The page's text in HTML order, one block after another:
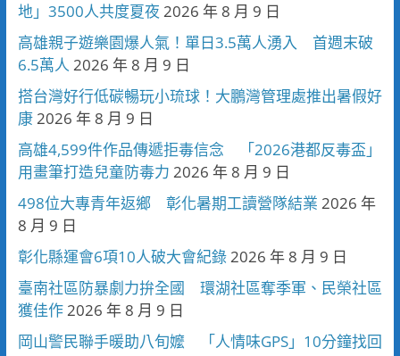
地」3500人共度夏夜 2026 年 8 月 9 日
高雄親子遊樂園爆人氣！單日3.5萬人湧入 首週末破
6.5萬人 2026 年 8 月 9 日
搭台灣好行低碳暢玩小琉球！大鵬灣管理處推出暑假好
康2026 年 8 月 9 日
高雄4,599件作品傳遞拒毒信念 「2026港都反毒盃」
用畫筆打造兒童防毒力 2026 年 8 月 9 日
498位大專青年返鄉 彰化暑期工讀營隊結業 2026 年
8 月 9 日
彰化縣運會6項10人破大會紀錄2026 年 8 月 9 日
臺南社區防暴劇力拚全國 環湖社區奪季軍、民榮社區
獲佳作2026 年 8 月 9 日
岡山警民聯手暖助八旬嬤 「人情味GPS」10分鐘找回